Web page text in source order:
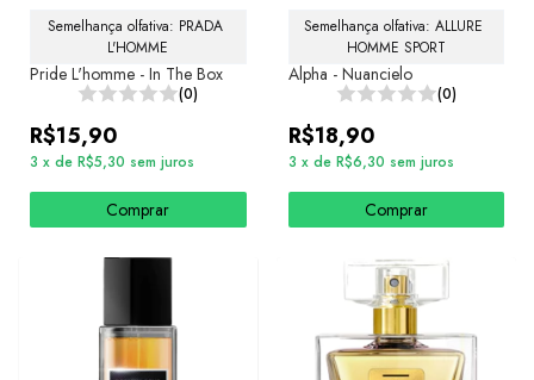
Semelhança olfativa: PRADA
L'HOMME
Pride L'homme - In The Box
(0)
R$15,90
3 x de R$5,30 sem juros
Comprar
Semelhança olfativa: ALLURE
HOMME SPORT
Alpha - Nuancielo
(0)
R$18,90
3 x de R$6,30 sem juros
Comprar